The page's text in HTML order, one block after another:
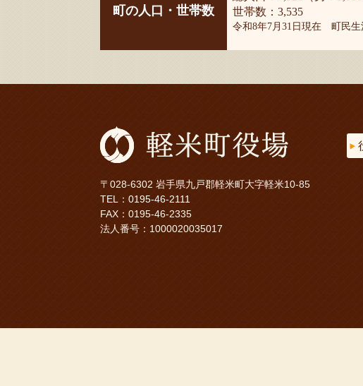
町の人口・世帯数
世帯数：3,535
令和8年7月31日現在 町民生
〒028-6302 岩手県九戸郡軽米町大字軽米10-85
TEL： 0195-46-2111
FAX：0195-46-2335
法人番号：1000020035017